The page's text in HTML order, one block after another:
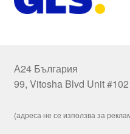
А24 България
99, Vitosha Blvd Unit
(адреса не се използва за